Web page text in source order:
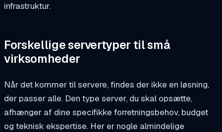
infrastruktur.
Forskellige servertyper til små
virksomheder
Når det kommer til servere, findes der ikke en løsning,
der passer alle. Den type server, du skal opsætte,
afhænger af dine specifikke forretningsbehov, budget
og teknisk ekspertise. Her er nogle almindelige